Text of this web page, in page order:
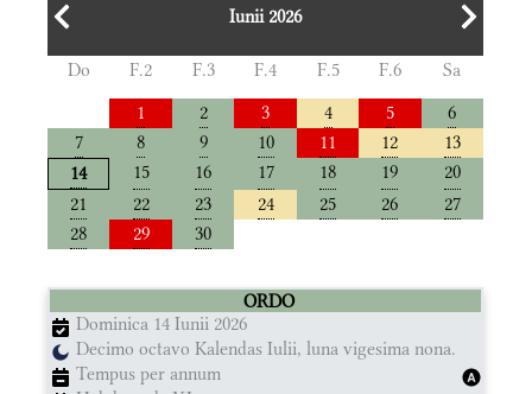
Iunii 2026
Do F.2 F.3 F.4 F.5 F.6
Sa
1
2 3 4 5
6
7
8 9 10 11 12
13
14
15 16 17 18 19
20
21
22 23 24 25 26
27
28
29 30
ORDO
Dominica 14 Iunii 2026
Decimo octavo Kalendas Iulii, luna vigesima nona.
Tempus per annum